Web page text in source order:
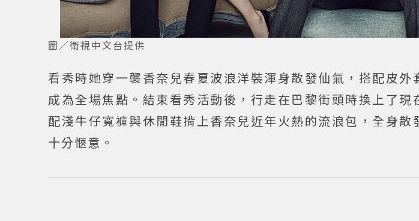
圖／衛視中文台提供
看秀時她穿一襲香奈兒春夏波浪洋裝渾身散發仙氣，搭配皮外
成為全場焦點。結束看秀活動後，行走在巴黎街頭時換上了
配淺牛仔寬褲與休閒鞋揹上香奈兒近年火熱的流浪包，全身散
十分愜意。